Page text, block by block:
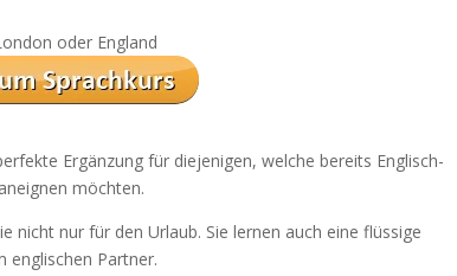
oder England
Ergänzung für diejenigen, welche bereits Englisch-
möchten.
nicht nur für den Urlaub. Sie lernen auch eine flüssige
englischen Partner.